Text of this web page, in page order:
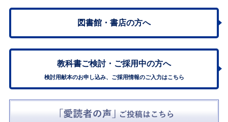
図書館・書店の方へ
教科書ご検討・ ご採用中の方へ
検討用献本のお申し込み、ご採用情報のご入力はこちら